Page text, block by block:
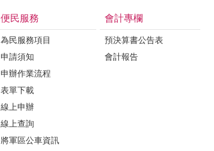
便民服務
為民服務項目
申請須知
申辦作業流程
表單下載
線上申辦
線上查詢
將軍區公車資訊
會計專欄
預決算書公告表
會計報告